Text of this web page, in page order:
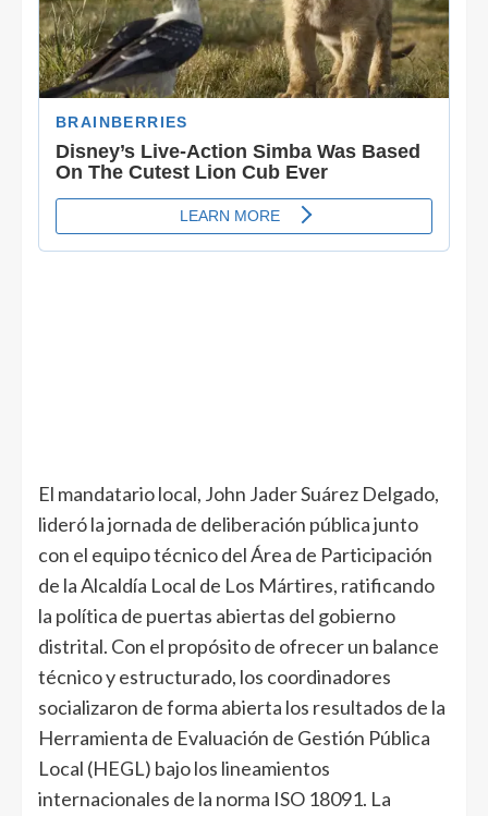
El mandatario local, John Jader Suárez Delgado,
lideró la jornada de deliberación pública junto
con el equipo técnico del Área de Participación
de la Alcaldía Local de Los Mártires, ratificando
la política de puertas abiertas del gobierno
distrital. Con el propósito de ofrecer un balance
técnico y estructurado, los coordinadores
socializaron de forma abierta los resultados de la
Herramienta de Evaluación de Gestión Pública
Local (HEGL) bajo los lineamientos
internacionales de la norma ISO 18091. La